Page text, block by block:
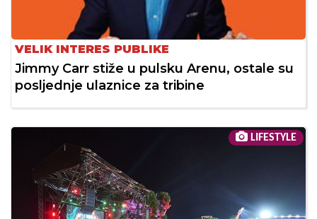
VELIK INTERES PUBLIKE
Jimmy Carr stiže u pulsku Arenu, ostale su
posljednje ulaznice za tribine
LIFESTYLE